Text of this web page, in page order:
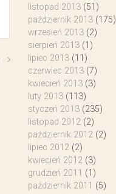
listopad 2013(51)
październik 2013(175)
wrzesień 2013(2)
sierpień 2013(1)
lipiec 2013(11)
czerwiec 2013(7)
kwiecień 2013(3)
luty 2013(113)
styczeń 2013(235)
listopad 2012(2)
październik 2012(2)
lipiec 2012(2)
kwiecień 2012(3)
grudzień 2011 (1)
październik 2011 (5)